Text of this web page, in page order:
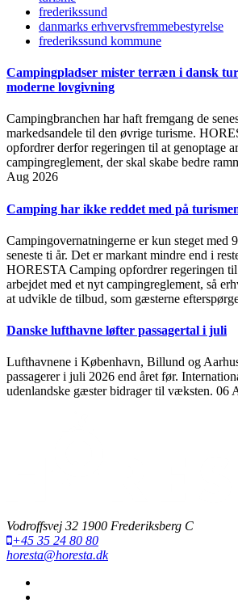
frederikssund
danmarks erhvervsfremmebestyrelse
frederikssund kommune
Campingpladser mister terræn i dansk
moderne lovgivning
Campingbranchen har haft fremgang de
markedsandele til den øvrige turisme.
opfordrer derfor regeringen til at genoptage
campingreglement, der skal skabe bedre
Aug 2026
Camping har ikke reddet med på
Campingovernatningerne er kun steget med
seneste ti år. Det er markant mindre end i
HORESTA Camping opfordrer regeringen
arbejdet med et nyt campingreglement, så
at udvikle de tilbud, som gæsterne
Danske lufthavne løfter passagertal i juli
Lufthavnene i København, Billund og
passagerer i juli 2026 end året før.
udenlandske gæster bidrager til væksten. 06
Vodroffsvej 32 1900 Frederiksberg C
+45 35 24 80 80
horesta@horesta.dk